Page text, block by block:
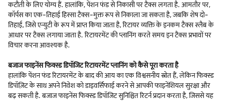
कटौती के लिए योग्य हैं. हालांकि, पेंशन फंड से निकासी पर टैक्स लगता है. आमतौर पर,
कॉर्पस का एक-तिहाई हिस्सा टैक्स-मुक्त रूप से निकाला जा सकता है, जबकि शेष दो-
तिहाई, जिसे एन्युटी के रूप में प्राप्त किया जाता है, रिटायर व्यक्ति के इनकम टैक्स स्लैब के
आधार पर टैक्स लगाया जाता है. रिटायरमेंट की प्लानिंग करते समय इन टैक्स प्रभावों पर
विचार करना आवश्यक है.
बजाज फाइनेंस फिक्स्ड डिपॉजिट रिटायरमेंट प्लानिंग को कैसे पूरा करता है
हालांकि पेंशन फंड रिटायरमेंट के बाद की आय का एक विश्वसनीय स्रोत हैं, लेकिन फिक्स्ड
डिपॉज़िट के साथ अपने निवेश को डाइवर्सिफाई करने से आपकी फाइनेंशियल सुरक्षा और
बढ़ सकती है. बजाज फाइनेंस फिक्स्ड डिपॉजिट सुनिश्चित रिटर्न प्रदान करता है, जिससे यह